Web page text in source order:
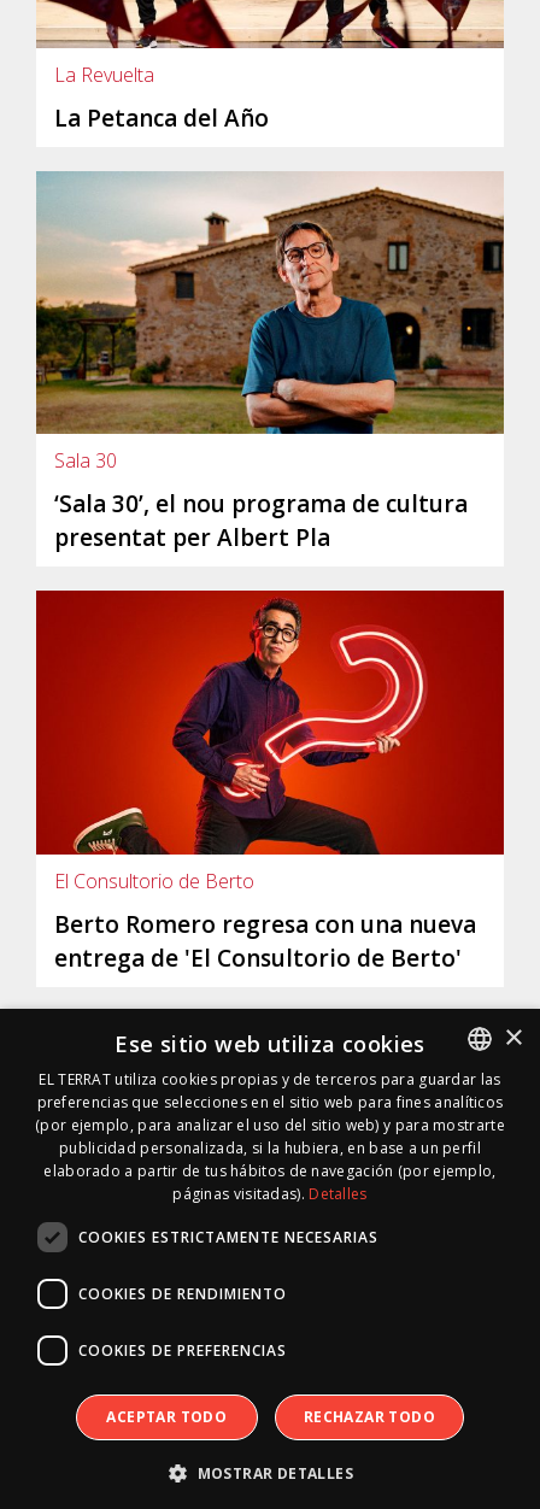
La Revuelta
La Petanca del Año
Sala 30
‘Sala 30’, el nou programa de cultura
presentat per Albert Pla
El Consultorio de Berto
Berto Romero regresa con una nueva
entrega de 'El Consultorio de Berto'
© 1996 · 2026 * EL TERRAT GESTIONES XXI, S.L.U.
+34 934 580 727 |Contacto | Casp, 80 – 1r. – 1a. 3a.· 08010
Barcelona |Ética y Compliance|Términos de Uso|
Políticas:Cookies·Privacidad
SPANISH
SPANISH
×
Ese sitio web utiliza cookies
EL TERRAT utiliza cookies propias y de terceros para guardar las
preferencias que selecciones en el sitio web para fines analíticos
(por ejemplo, para analizar el uso del sitio web) y para mostrarte
publicidad personalizada, si la hubiera, en base a un perfil
elaborado a partir de tus hábitos de navegación (por ejemplo,
páginas visitadas). Detalles
COOKIES ESTRICTAMENTE NECESARIAS
COOKIES DE RENDIMIENTO
COOKIES DE PREFERENCIAS
ACEPTAR TODO RECHAZAR TODO
MOSTRAR DETALLES